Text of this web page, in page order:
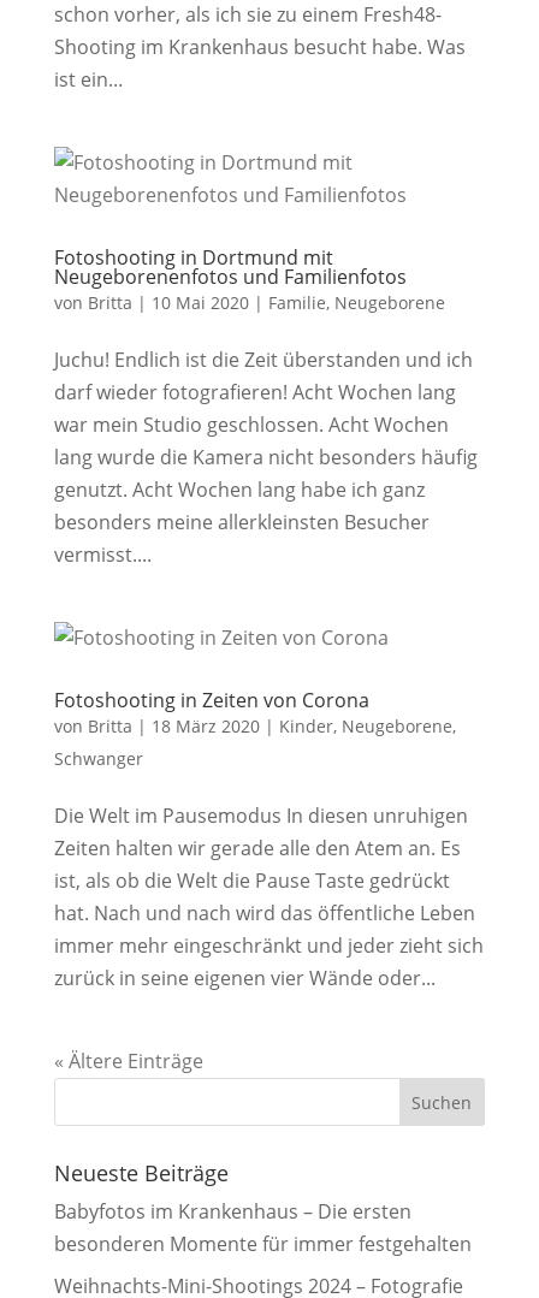
schon vorher, als ich sie zu einem Fresh48-
Shooting im Krankenhaus besucht habe. Was
ist ein...
Fotoshooting in Dortmund mit
Neugeborenenfotos und Familienfotos
von Britta | 10 Mai 2020| Familie, Neugeborene
Juchu! Endlich ist die Zeit überstanden und ich
darf wieder fotografieren! Acht Wochen lang
war mein Studio geschlossen. Acht Wochen
lang wurde die Kamera nicht besonders häufig
genutzt. Acht Wochen lang habe ich ganz
besonders meine allerkleinsten Besucher
vermisst....
Fotoshooting in Zeiten von Corona
von Britta | 18 März 2020| Kinder, Neugeborene,
Schwanger
Die Welt im Pausemodus In diesen unruhigen
Zeiten halten wir gerade alle den Atem an. Es
ist, als ob die Welt die Pause Taste gedrückt
hat. Nach und nach wird das öffentliche Leben
immer mehr eingeschränkt und jeder zieht sich
zurück in seine eigenen vier Wände oder...
« Ältere Einträge
Neueste Beiträge
Babyfotos im Krankenhaus – Die ersten
besonderen Momente für immer festgehalten
Weihnachts-Mini-Shootings 2024 – Fotografie